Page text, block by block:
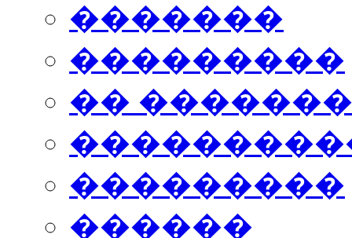
�������
���������
��
���������
������